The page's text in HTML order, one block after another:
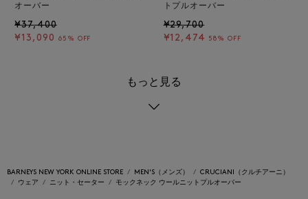
オーバー
¥37,400
¥13,090
65% OFF
トプルオーバー
¥29,700
¥12,474
58% OFF
もっと見る
BARNEYS NEW YORK ONLINE STORE MEN'S（メンズ）
CRUCIANI（クルチアーニ）
ウェア
ニット・セーター モックネック ウールニットプルオーバー